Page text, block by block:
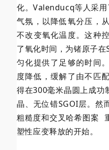
化。Valenducq等人采
气氛，以降低氧分压，
不改变氧化温度。这种
了氧化时间，为锗原子
匀化提供了足够的时间
度降低，缓解了由不匹
得在300毫米晶圆上成功
晶、无位错SGOI层。然
粗糙度和交叉哈希图案
塑性应变释放的开始。